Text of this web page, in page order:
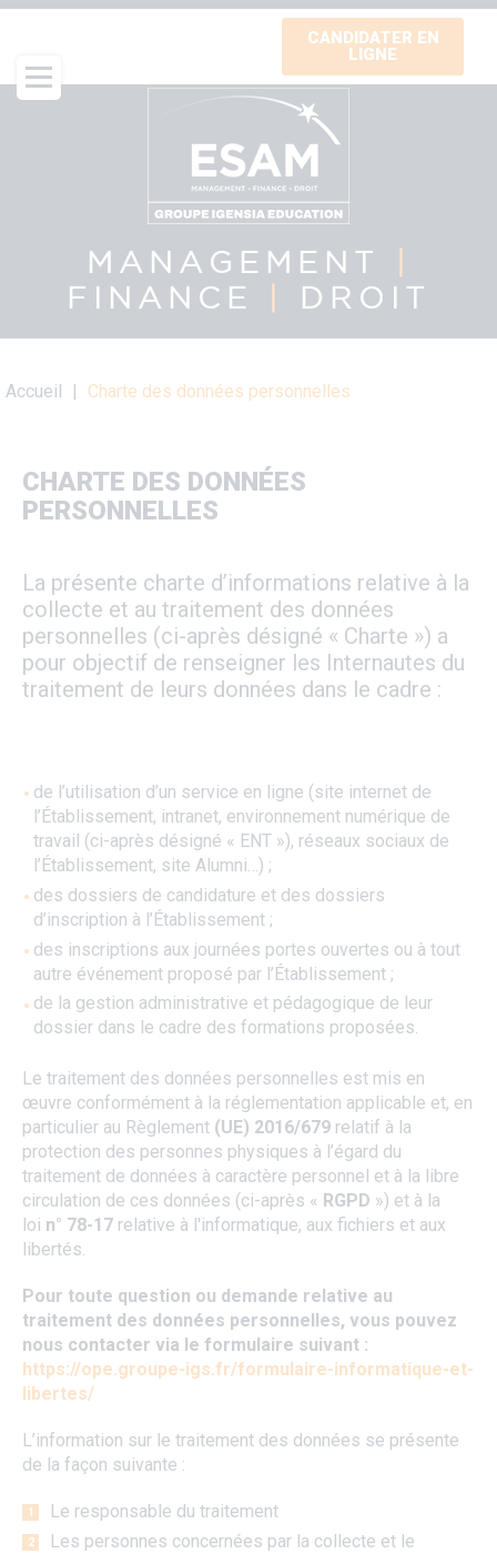
Aller
contenu
principal
CANDIDATER EN
LIGNE
MANAGEMENT
FINANCE
DROIT
Fil
Accueil Charte des données personnelles
CHARTE DES DONNÉES
PERSONNELLES
La présente charte d’informations relative à la
collecte et au traitement des données
personnelles (ci-après désigné « Charte ») a
pour objectif de renseigner les Internautes du
traitement de leurs données dans le cadre :
de l’utilisation d’un service en ligne (site internet de
l’Établissement, intranet, environnement numérique de
travail (ci-après désigné « ENT »), réseaux sociaux de
l’Établissement, site Alumni…) ;
des dossiers de candidature et des dossiers
d’inscription à l’Établissement ;
des inscriptions aux journées portes ouvertes ou à tout
autre événement proposé par l’Établissement ;
de la gestion administrative et pédagogique de leur
dossier dans le cadre des formations proposées.
Le traitement des données personnelles est mis en
œuvre conformément à la réglementation applicable et, en
particulier au Règlement (UE) 2016/679 relatif à la
protection des personnes physiques à l’égard du
traitement de données à caractère personnel et à la libre
circulation de ces données (ci-après « RGPD ») et à la
loi n° 78-17 relative à l'informatique, aux fichiers et aux
libertés.
Pour toute question ou demande relative au
traitement des données personnelles, vous pouvez
nous contacter via le formulaire suivant :
https://ope.groupe-igs.fr/formulaire-informatique-et-
libertes/
L’information sur le traitement des données se présente
de la façon suivante :
Le responsable du traitement
Les personnes concernées par la collecte et le